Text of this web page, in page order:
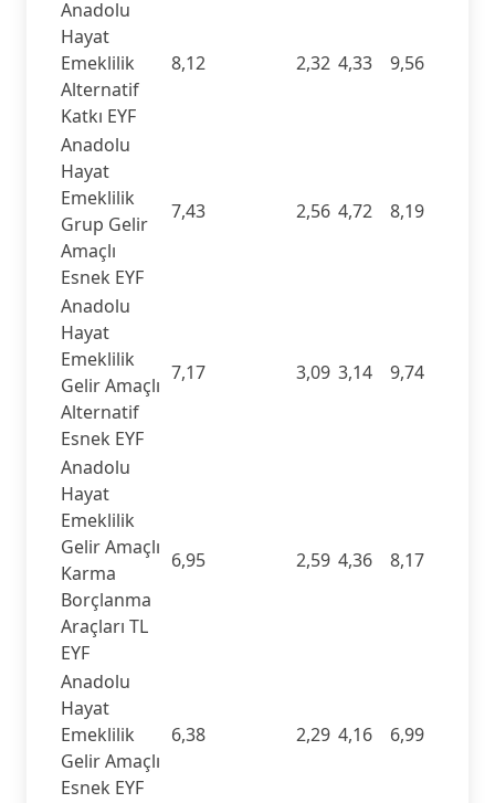
Anadolu
Hayat
Emeklilik
Alternatif
Katkı EYF
8,12 2,32 4,33 9,56
Anadolu
Hayat
Emeklilik
Grup Gelir
Amaçlı
Esnek EYF
7,43 2,56 4,72 8,19
Anadolu
Hayat
Emeklilik
Gelir Amaçlı
Alternatif
Esnek EYF
7,17 3,09 3,14 9,74
Anadolu
Hayat
Emeklilik
Gelir Amaçlı
Karma
Borçlanma
Araçları TL
EYF
6,95 2,59 4,36 8,17
Anadolu
Hayat
Emeklilik
Gelir Amaçlı
Esnek EYF
6,38 2,29 4,16 6,99